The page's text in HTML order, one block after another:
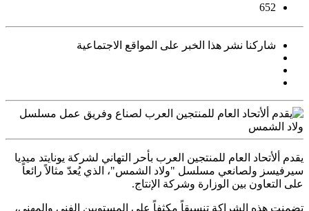
652
شاركنا نشر هذا الخبر على المواقع الاجتماعية
يقدم ألأتحاد العام للمنتجين العرب بأحر التهاني لشركة يونايتد ميديا ​​
سيرفيسز ولصانعي مسلسل "ولاد الشمس"، الذي يُعدّ مثالاً رائعاً
على التعاون بين الوزارة وشركة الإنتاج.
تضمنت هذه الشراكة تنسيقاً مكثفاً على المستويين الفني والمهني،